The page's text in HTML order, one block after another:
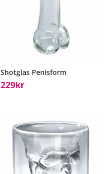
Shotglas Penisform
229Kr